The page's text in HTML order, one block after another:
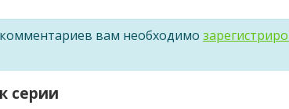
вам необходимо
серии